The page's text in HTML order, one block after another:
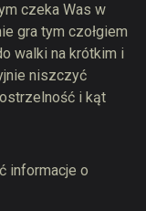
czeka Was w
gra tym czołgiem
walki na krótkim i
niszczyć
i kąt
informacje o